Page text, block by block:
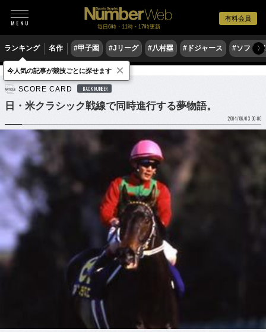
有料会員
毎日6時・11時・17時更新
ランキング 名作 #甲子園 #Jリーグ #八村塁 #ドジャース #ソフト〉
競馬
SCORE CARD BACK NUMBER
日・米クラシック戦線で同時進行する夢物語。
2004/06/03 00:00
今人気の記事が競技ごとに探せます ×